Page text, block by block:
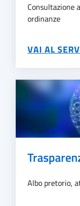
Consultazione
ordinanze
VAI AL
Albo pretorio,